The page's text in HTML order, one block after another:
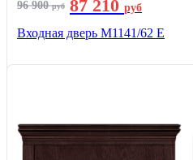
96 900руб 87 210 руб
Входная дверь М1141/62 Е